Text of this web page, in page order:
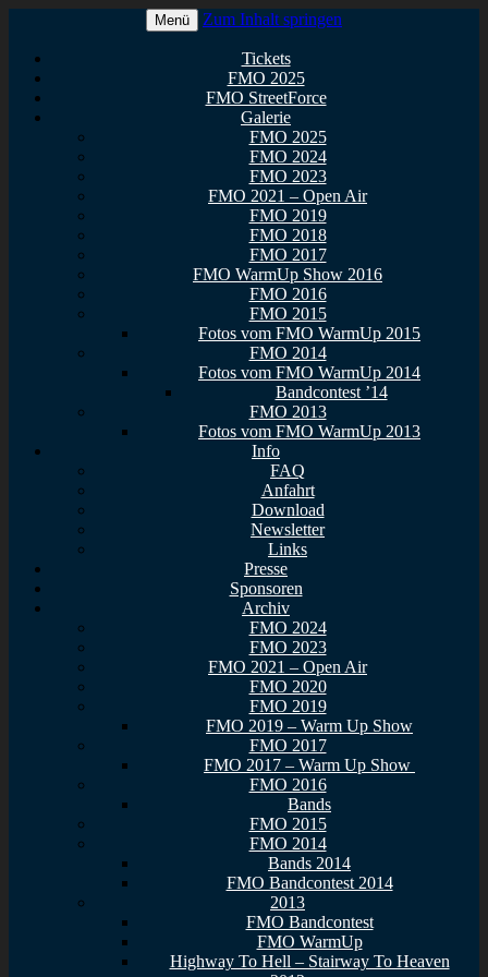
FullMetal Osthessen – 13. FMO
2026
Menü Zum Inhalt springen
Tickets
FMO 2025
FMO StreetForce
Galerie
FMO 2025
FMO 2024
FMO 2023
FMO 2021 – Open Air
FMO 2019
FMO 2018
FMO 2017
FMO WarmUp Show 2016
FMO 2016
FMO 2015
Fotos vom FMO WarmUp 2015
FMO 2014
Fotos vom FMO WarmUp 2014
Bandcontest ’14
FMO 2013
Fotos vom FMO WarmUp 2013
Info
FAQ
Anfahrt
Download
Newsletter
Links
Presse
Sponsoren
Archiv
FMO 2024
FMO 2023
FMO 2021 – Open Air
FMO 2020
FMO 2019
FMO 2019 – Warm Up Show
FMO 2017
FMO 2017 – Warm Up Show
FMO 2016
Bands
FMO 2015
FMO 2014
Bands 2014
FMO Bandcontest 2014
2013
FMO Bandcontest
FMO WarmUp
Highway To Hell – Stairway To Heaven